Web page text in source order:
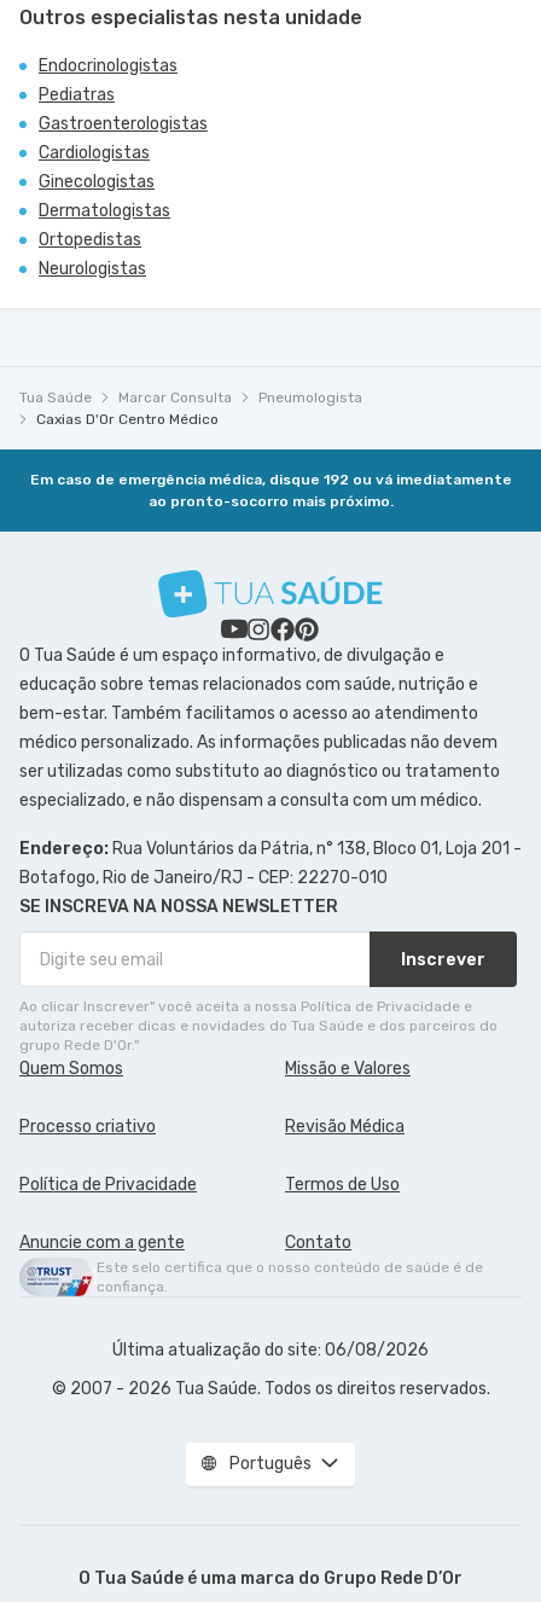
Outros especialistas nesta unidade
Endocrinologistas
Pediatras
Gastroenterologistas
Cardiologistas
Ginecologistas
Dermatologistas
Ortopedistas
Neurologistas
Tua Saúde Marcar Consulta
Pneumologista
Caxias D'Or Centro Médico
Em caso de emergência médica, disque 192 ou vá imediatamente
ao pronto-socorro mais próximo.
O Tua Saúde é um espaço informativo, de divulgação e
educação sobre temas relacionados com saúde, nutrição e
bem-estar. Também facilitamos o acesso ao atendimento
médico personalizado. As informações publicadas não devem
ser utilizadas como substituto ao diagnóstico ou tratamento
especializado, e não dispensam a consulta com um médico.
Endereço: Rua Voluntários da Pátria, n° 138, Bloco 01, Loja 201 -
Botafogo, Rio de Janeiro/RJ - CEP: 22270-010
SE INSCREVA NA NOSSA NEWSLETTER
Inscrever
Ao clicar Inscrever" você aceita a nossa Política de Privacidade e
autoriza receber dicas e novidades do Tua Saúde e dos parceiros do
grupo Rede D'Or."
Quem Somos Missão e Valores
Processo criativo Revisão Médica
Política de Privacidade Termos de Uso
Anuncie com a gente Contato
Este selo certifica que o nosso conteúdo de saúde é de
confiança.
Última atualização do site: 06/08/2026
© 2007 - 2026 Tua Saúde. Todos os direitos reservados.
Português
O Tua Saúde é uma marca do Grupo Rede D’Or